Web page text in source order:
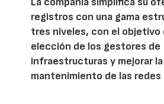
registros con una gama
tres niveles, con el objetivo
elección de los gestores de
infraestructuras y mejorar
mantenimiento de las redes